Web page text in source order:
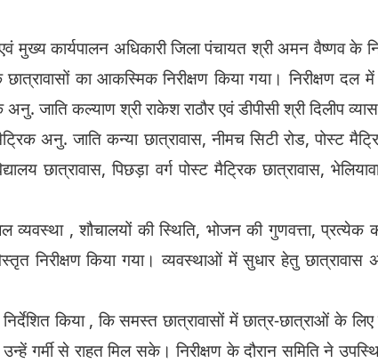
मुख्य कार्यपालन अधिकारी जिला पंचायत श्री अमन वैष्णव के
का आकस्मिक निरीक्षण किया गया। निरीक्षण दल में
जाति कल्याण श्री राकेश राठौर एवं डीपीसी श्री दिलीप
अनु. जाति कन्या छात्रावास, नीमच सिटी रोड, पोस्ट
छात्रावास, पिछड़ा वर्ग पोस्ट मैट्रिक छात्रावास,
व्यवस्था , शौचालयों की स्थिति, भोजन की गुणवत्ता,
निरीक्षण किया गया। व्यवस्थाओं में सुधार हेतु
किया , कि समस्त छात्रावासों में छात्र-छात्राओं के
गर्मी से राहत मिल सके। निरीक्षण के दौरान समिति ने